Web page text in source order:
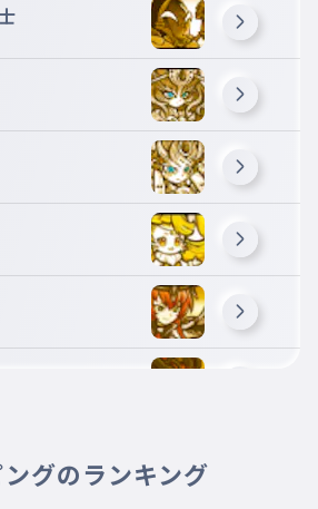
グのランキング